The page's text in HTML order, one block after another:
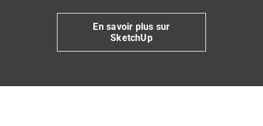
En savoir plus sur
SketchUp